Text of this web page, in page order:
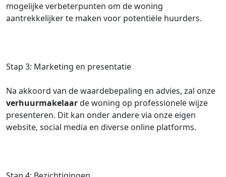
mogelijke verbeterpunten om de woning
aantrekkelijker te maken voor potentiële huurders.
Stap 3: Marketing en presentatie
Na akkoord van de waardebepaling en advies, zal onze
verhuurmakelaarde woning op professionele wijze
presenteren. Dit kan onder andere via onze eigen
website, social media en diverse online platforms.